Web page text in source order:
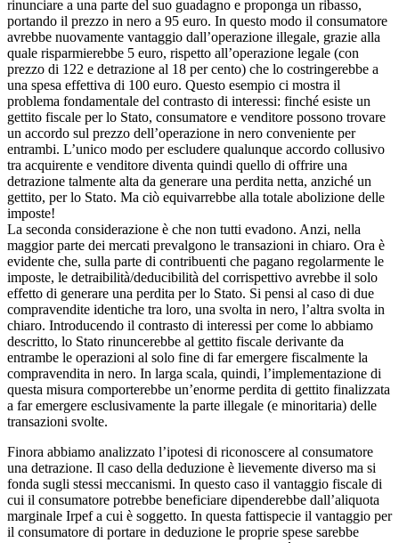
rinunciare a una parte del suo guadagno e proponga un ribasso,
portando il prezzo in nero a 95 euro. In questo modo il consumatore
avrebbe nuovamente vantaggio dall’operazione illegale, grazie alla
quale risparmierebbe 5 euro, rispetto all’operazione legale (con
prezzo di 122 e detrazione al 18 per cento) che lo costringerebbe a
una spesa effettiva di 100 euro. Questo esempio ci mostra il
problema fondamentale del contrasto di interessi: finché esiste un
gettito fiscale per lo Stato, consumatore e venditore possono trovare
un accordo sul prezzo dell’operazione in nero conveniente per
entrambi. L’unico modo per escludere qualunque accordo collusivo
tra acquirente e venditore diventa quindi quello di offrire una
detrazione talmente alta da generare una perdita netta, anziché un
gettito, per lo Stato. Ma ciò equivarrebbe alla totale abolizione delle
imposte!
La seconda considerazione è che non tutti evadono. Anzi, nella
maggior parte dei mercati prevalgono le transazioni in chiaro. Ora è
evidente che, sulla parte di contribuenti che pagano regolarmente le
imposte, le detraibilità/deducibilità del corrispettivo avrebbe il solo
effetto di generare una perdita per lo Stato. Si pensi al caso di due
compravendite identiche tra loro, una svolta in nero, l’altra svolta in
chiaro. Introducendo il contrasto di interessi per come lo abbiamo
descritto, lo Stato rinuncerebbe al gettito fiscale derivante da
entrambe le operazioni al solo fine di far emergere fiscalmente la
compravendita in nero. In larga scala, quindi, l’implementazione di
questa misura comporterebbe un’enorme perdita di gettito finalizzata
a far emergere esclusivamente la parte illegale (e minoritaria) delle
transazioni svolte.
Finora abbiamo analizzato l’ipotesi di riconoscere al consumatore
una detrazione. Il caso della deduzione è lievemente diverso ma si
fonda sugli stessi meccanismi. In questo caso il vantaggio fiscale di
cui il consumatore potrebbe beneficiare dipenderebbe dall’aliquota
marginale Irpef a cui è soggetto. In questa fattispecie il vantaggio per
il consumatore di portare in deduzione le proprie spese sarebbe